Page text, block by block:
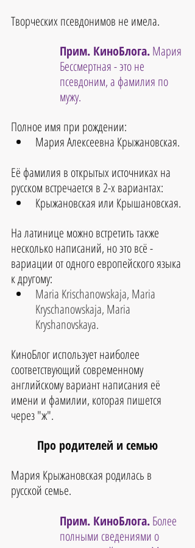
Творческих псевдонимов не имела.
Прим. КиноБлога. Мария
Бессмертная - это не
псевдоним, а фамилия по
мужу.
Полное имя при рождении:
Мария Алексеевна Крыжановская.
Её фамилия в открытых источниках на
русском встречается в 2-х вариантах:
Крыжановская или Крышановская.
На латинице можно встретить также
несколько написаний, но это всё -
вариации от одного европейского языка
к другому:
Maria Krischanowskaja, Maria
Kryschanowskaja, Maria
Kryshanovskaya.
КиноБлог использует наиболее
соответствующий современному
английскому вариант написания её
имени и фамилии, которая пишется
через "ж".
Про родителей и семью
Мария Крыжановская родилась в
русской семье.
Прим. КиноБлога. Более
полными сведениями о